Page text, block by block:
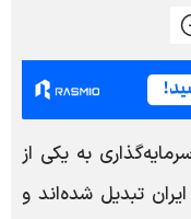
به یکی از
تبدیل شده‌اند و